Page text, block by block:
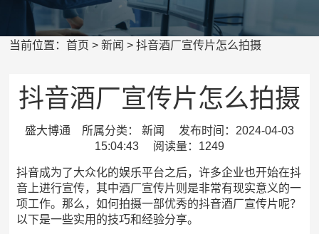
当前位置：首页 >新闻 > 抖音酒厂宣传片怎么拍摄
抖音酒厂宣传片怎么拍摄
盛大博通 所属分类： 新闻 发布时间：2024-04-03
15:04:43 阅读量：1249
抖音成为了大众化的娱乐平台之后，许多企业也开始在抖
音上进行宣传，其中酒厂宣传片则是非常有现实意义的一
项工作。那么，如何拍摄一部优秀的抖音酒厂宣传片呢？
以下是一些实用的技巧和经验分享。